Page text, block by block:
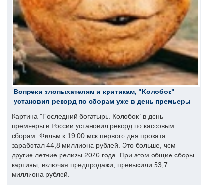
Вопреки злопыхателям и критикам, "Колобок"
установил рекорд по сборам уже в день премьеры
Картина "Последний богатырь. Колобок" в день
премьеры в России установил рекорд по кассовым
сборам. Фильм к 19.00 мск первого дня проката
заработал 44,8 миллиона рублей. Это больше, чем
другие летние релизы 2026 года. При этом общие сборы
картины, включая предпродажи, превысили 53,7
миллиона рублей.